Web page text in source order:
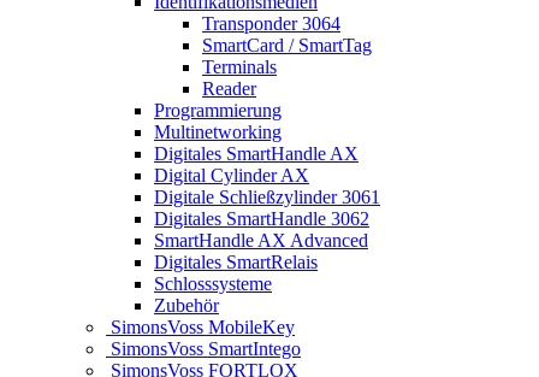
Transponder 3064
SmartCard / SmartTag
Terminals
Reader
Programmierung
Multinetworking
Digitales SmartHandle AX
Digital Cylinder AX
Digitale Schließzylinder 3061
Digitales SmartHandle 3062
SmartHandle AX Advanced
Digitales SmartRelais
Schlosssysteme
Zubehör
SimonsVoss MobileKey
SimonsVoss SmartIntego
SimonsVoss FORTLOX